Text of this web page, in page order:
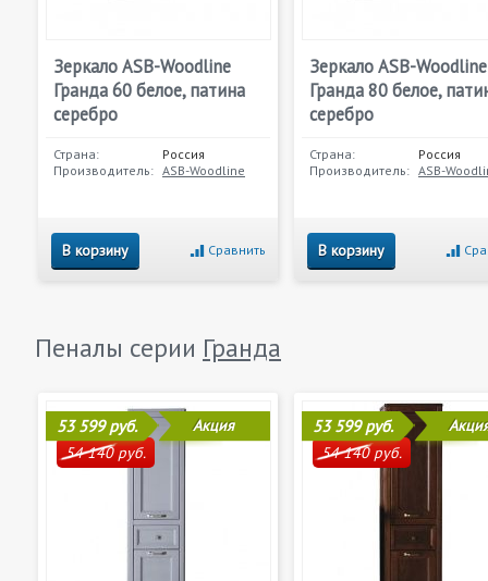
Зеркало ASB-Woodline
Гранда 60 белое, патина
серебро
Страна:
Россия
Производитель: ASB-Woodline
В корзину Сравнить
Зеркало ASB-Woodline
Гранда 80 белое,
серебро
Страна:
Россия
Производитель: ASB-
В корзину
Пеналы серии Гранда
53 599 руб.
54 140 руб.
Акция 53 599 руб.
54 140 руб.